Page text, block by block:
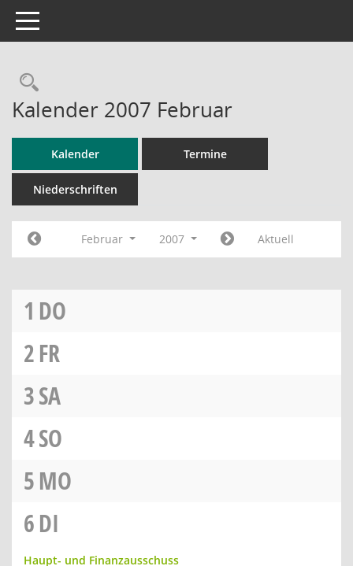
Toggle navigation
Rechercheauswahl
Kalender 2007 Februar
Kalender Termine
Niederschriften
Februar 2007 Aktuell
1 DO
2FR
3SA
4SO
5MO
6DI
Haupt- und Finanzausschuss